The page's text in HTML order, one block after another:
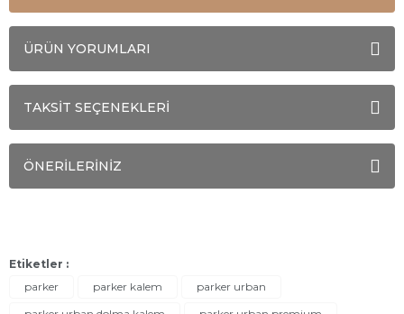
ÜRÜN YORUMLARI
TAKSİT SEÇENEKLERİ
ÖNERİLERİNİZ
Etiketler :
parker
parker kalem
parker urban